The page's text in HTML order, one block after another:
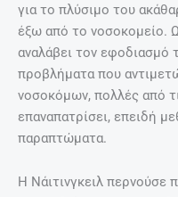
για το πλύσιμο του
έξω από το νοσοκομείο.
αναλάβει τον
προβλήματα που
νοσοκόμων, πολλές από
επαναπατρίσει, επειδή
παραπτώματα.
Η Νάιτινγκειλ